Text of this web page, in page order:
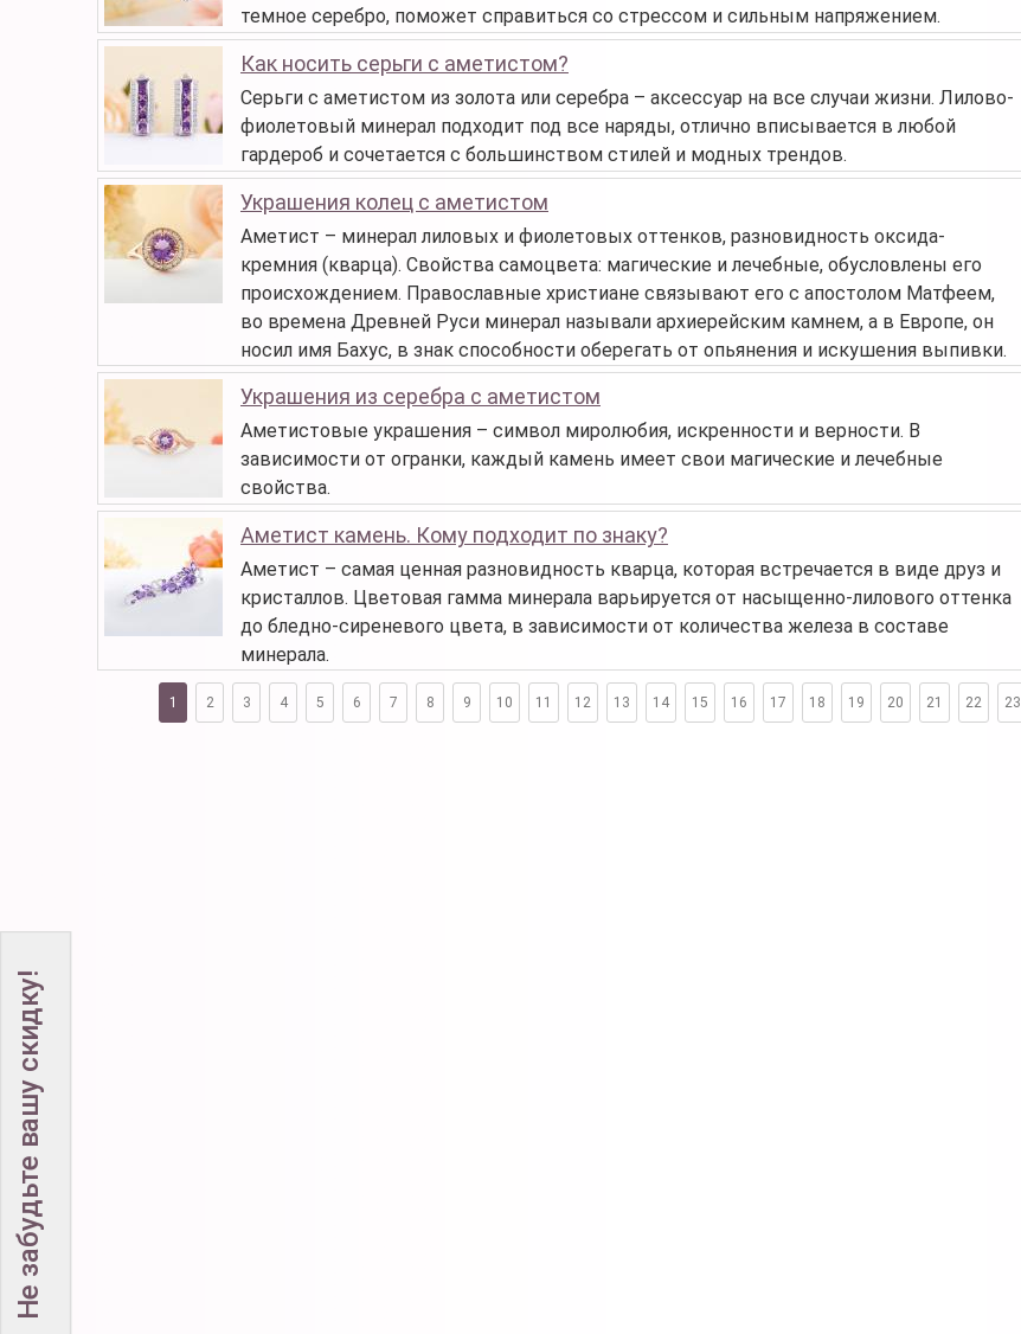
темное серебро, поможет справиться со стрессом и сильным напряжением.
Как носить серьги с аметистом?
Серьги с аметистом из золота или серебра – аксессуар на все случаи жизни. Лилово-
фиолетовый минерал подходит под все наряды, отлично вписывается в любой
гардероб и сочетается с большинством стилей и модных трендов.
Украшения колец с аметистом
Аметист – минерал лиловых и фиолетовых оттенков, разновидность оксида-
кремния (кварца). Свойства самоцвета: магические и лечебные, обусловлены его
происхождением. Православные христиане связывают его с апостолом Матфеем,
во времена Древней Руси минерал называли архиерейским камнем, а в Европе, он
носил имя Бахус, в знак способности оберегать от опьянения и искушения выпивки.
Украшения из серебра с аметистом
Аметистовые украшения – символ миролюбия, искренности и верности. В
зависимости от огранки, каждый камень имеет свои магические и лечебные
свойства.
Аметист камень. Кому подходит по знаку?
Аметист – самая ценная разновидность кварца, которая встречается в виде друз и
кристаллов. Цветовая гамма минерала варьируется от насыщенно-лилового оттенка
до бледно-сиреневого цвета, в зависимости от количества железа в составе
минерала.
1 2 3 4 5 6 7 8 9 10 11 12 13 14 15 16 17 18 19 20 21 22 23
Не забудьте вашу скидку!